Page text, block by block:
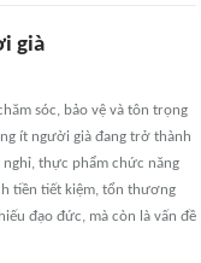
già
sóc, bảo vệ và tôn trọng
ít người già đang trở thành
thực phẩm chức năng
tiền tiết kiệm, tổn thương
đạo đức, mà còn là vấn đề